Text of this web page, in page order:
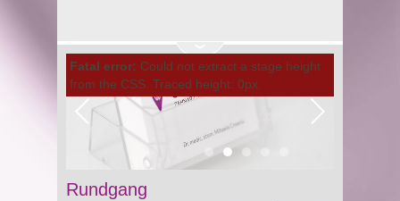
Fatal error: Could not extract a stage height
from the CSS. Traced height: 0px.
Rundgang